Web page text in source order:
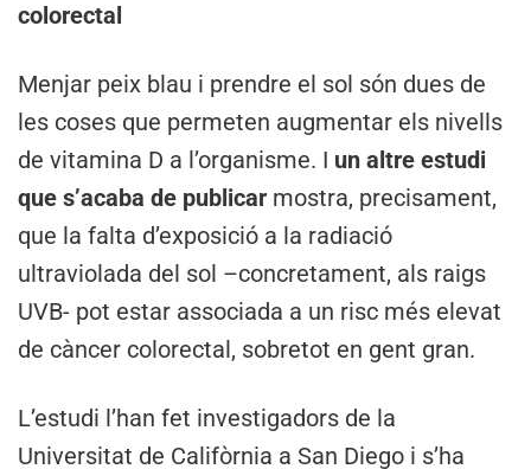
colorectal
Menjar peix blau i prendre el sol són dues de
les coses que permeten augmentar els nivells
de vitamina D a l’organisme. I un altre estudi
que s’acaba de publicar mostra, precisament,
que la falta d’exposició a la radiació
ultraviolada del sol –concretament, als raigs
UVB- pot estar associada a un risc més elevat
de càncer colorectal, sobretot en gent gran.
L’estudi l’han fet investigadors de la
Universitat de Califòrnia a San Diego i s’ha